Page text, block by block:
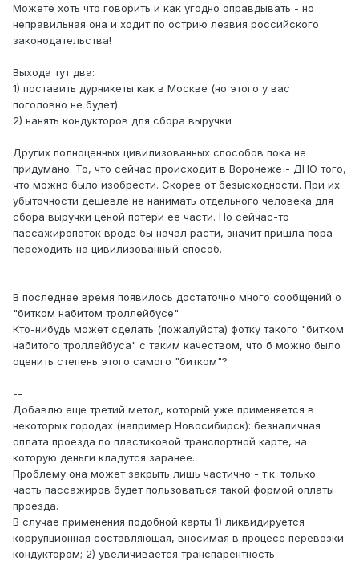
Можете хоть что говорить и как угодно оправдывать - но
неправильная она и ходит по острию лезвия российского
законодательства!
Выхода тут два:
1) поставить дурникеты как в Москве (но этого у вас
поголовно не будет)
2) нанять кондукторов для сбора выручки
Других полноценных цивилизованных способов пока не
придумано. То, что сейчас происходит в Воронеже - ДНО того,
что можно было изобрести. Скорее от безысходности. При их
убыточности дешевле не нанимать отдельного человека для
сбора выручки ценой потери ее части. Но сейчас-то
пассажиропоток вроде бы начал расти, значит пришла пора
переходить на цивилизованный способ.
В последнее время появилось достаточно много сообщений о
"битком набитом троллейбусе".
Кто-нибудь может сделать (пожалуйста) фотку такого "битком
набитого троллейбуса" с таким качеством, что б можно было
оценить степень этого самого "битком"?
--
Добавлю еще третий метод, который уже применяется в
некоторых городах (например Новосибирск): безналичная
оплата проезда по пластиковой транспортной карте, на
которую деньги кладутся заранее.
Проблему она может закрыть лишь частично - т.к. только
часть пассажиров будет пользоваться такой формой оплаты
проезда.
В случае применения подобной карты 1) ликвидируется
коррупционная составляющая, вносимая в процесс перевозки
кондуктором; 2) увеличивается транспарентность